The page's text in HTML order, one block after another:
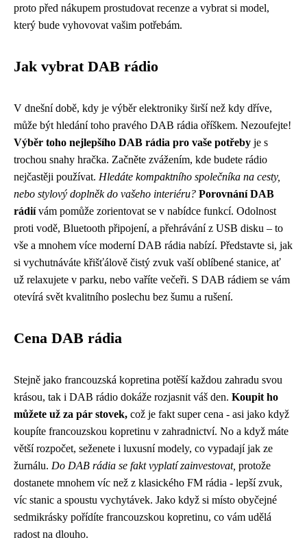
proto před nákupem prostudovat recenze a vybrat si model,
který bude vyhovovat vašim potřebám.
Jak vybrat DAB rádio
V dnešní době, kdy je výběr elektroniky širší než kdy dříve,
může být hledání toho pravého DAB rádia oříškem. Nezoufejte!
Výběr toho nejlepšího DAB rádia pro vaše potřeby je s
trochou snahy hračka. Začněte zvážením, kde budete rádio
nejčastěji používat. Hledáte kompaktního společníka na cesty,
nebo stylový doplněk do vašeho interiéru? Porovnání DAB
rádiívám pomůže zorientovat se v nabídce funkcí. Odolnost
proti vodě, Bluetooth připojení, a přehrávání z USB disku – to
vše a mnohem více moderní DAB rádia nabízí. Představte si, jak
si vychutnáváte křišťálově čistý zvuk vaší oblíbené stanice, ať
už relaxujete v parku, nebo vaříte večeři. S DAB rádiem se vám
otevírá svět kvalitního poslechu bez šumu a rušení.
Cena DAB rádia
Stejně jako francouzská kopretina potěší každou zahradu svou
krásou, tak i DAB rádio dokáže rozjasnit váš den. Koupit ho
můžete už za pár stovek, což je fakt super cena - asi jako když
koupíte francouzskou kopretinu v zahradnictví. No a když máte
větší rozpočet, seženete i luxusní modely, co vypadají jak ze
žurnálu. Do DAB rádia se fakt vyplatí zainvestovat, protože
dostanete mnohem víc než z klasického FM rádia - lepší zvuk,
víc stanic a spoustu vychytávek. Jako když si místo obyčejné
sedmikrásky pořídíte francouzskou kopretinu, co vám udělá
radost na dlouho.